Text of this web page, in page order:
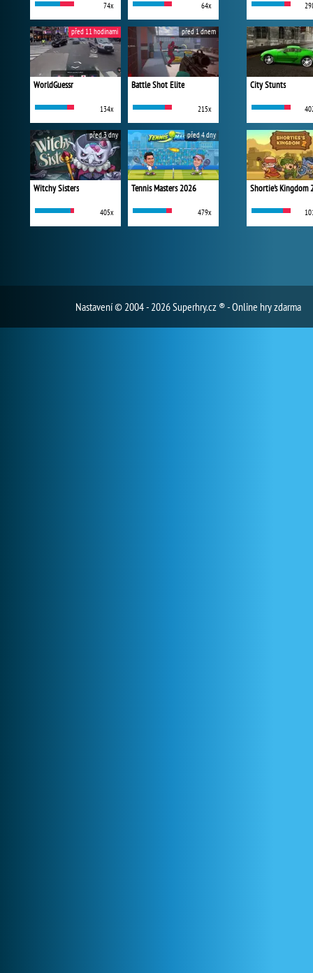
74x 64x
WorldGuessr
134x
před 11 hodinami
Battle Shot Elite
215x
před 1 dnem
Witchy Sisters
405x
před 3 dny
Tennis Masters 2026
479x
před 4 dny
City Stunts
Shortie's Kingdom
Nastavení© 2004 - 2026 Superhry.cz ® - Online hry zdarma